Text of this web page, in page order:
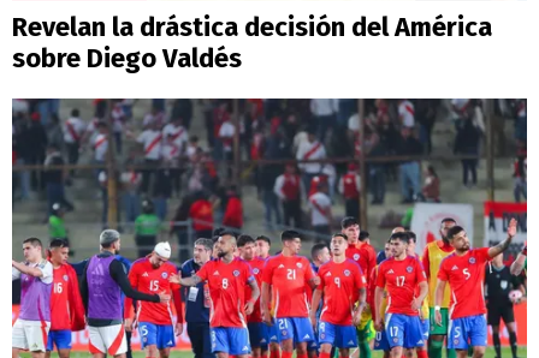
Revelan la drástica decisión del América
sobre Diego Valdés